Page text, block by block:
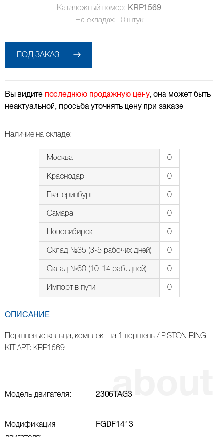
Каталожный номер: KRP1569
На складах:
0 штук
ПОД ЗАКАЗ
Вы видите последнюю продажную цену, она может быть
неактуальной, просьба уточнять цену при заказе
Наличие на складе:
Москва
Краснодар
Екатеринбург
Самара
Новосибирск
Склад №35 (3-5 рабочих дней)
Склад №60 (10-14 раб. дней)
Импорт в пути
0
0
0
0
0
0
0
0
ОПИСАНИЕ
Поршневые кольца, комплект на 1 поршень / PISTON RING
KIT АРТ: KRP1569
Модель двигателя: 2306TAG3
Модификация
FGDF1413